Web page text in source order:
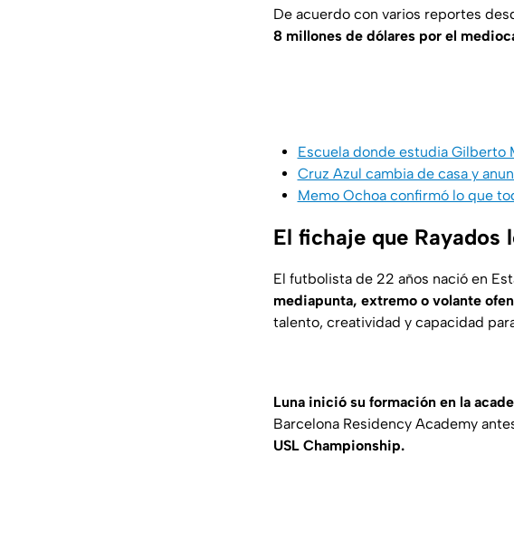
De acuerdo con varios reportes
8 millones de dólares por el
Escuela donde estudia Gilberto
Cruz Azul cambia de casa y
Memo Ochoa confirmó lo que
El fichaje que Rayados
El futbolista de 22 años nació en
mediapunta, extremo o volante
talento, creatividad y capacidad
Luna inició su formación en la
Barcelona Residency Academy
USL Championship.